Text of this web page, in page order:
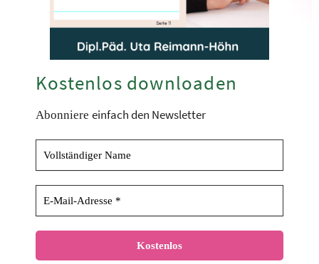
Kostenlos downloaden
Abonniere einfach den Newsletter